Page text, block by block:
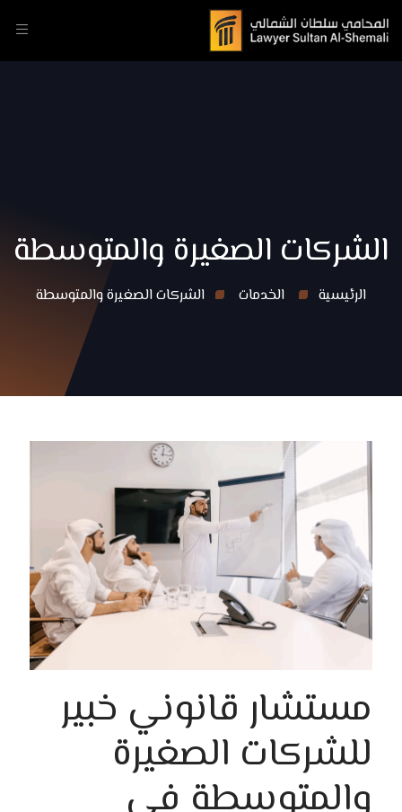
الشركات الصغيرة والمتوسطة
الرئيسية الخدمات الشركات الصغيرة والمتوسطة
مستشار قانوني خبير
للشركات الصغيرة